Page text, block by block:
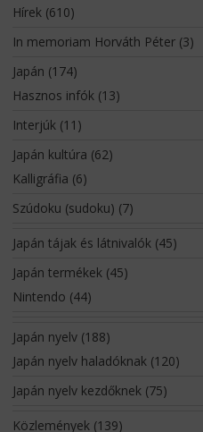
Hírek(610)
In memoriam Horváth Péter(3)
Japán (174)
Hasznos infók(13)
Interjúk(11)
Japán kultúra (62)
Kalligráfia (6)
Szúdoku (sudoku) (7)
Japán tájak és látnivalók(45)
Japán termékek(45)
Nintendo (44)
Japán nyelv(188)
Japán nyelv haladóknak(120)
Japán nyelv kezdőknek(75)
Közlemények(139)